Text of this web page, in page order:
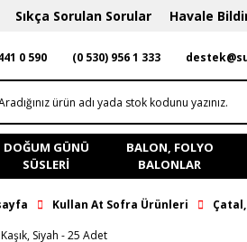
Sıkça Sorulan Sorular Havale
0 590 (0 530) 956 1 333
DOĞUM GÜNÜ
SÜSLERI
BALON, FOLYO
BALONLAR
Kullan At Sofra Ürünleri